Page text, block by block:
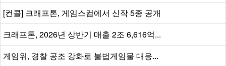
[컨콜] 크래프톤, 게임스컴에서 신작 5종 공개
크래프톤, 2026년 상반기 매출 2조 6,616억...
게임위, 경찰 공조 강화로 불법게임물 대응...